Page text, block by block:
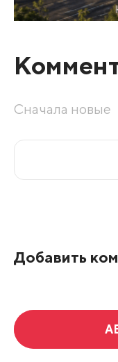
Сначала новые
Добавить